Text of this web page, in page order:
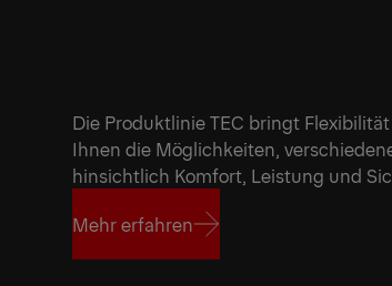
Die Produktlinie TEC bringt
Ihnen die Möglichkeiten,
hinsichtlich Komfort, Leistung und
Mehr erfahren